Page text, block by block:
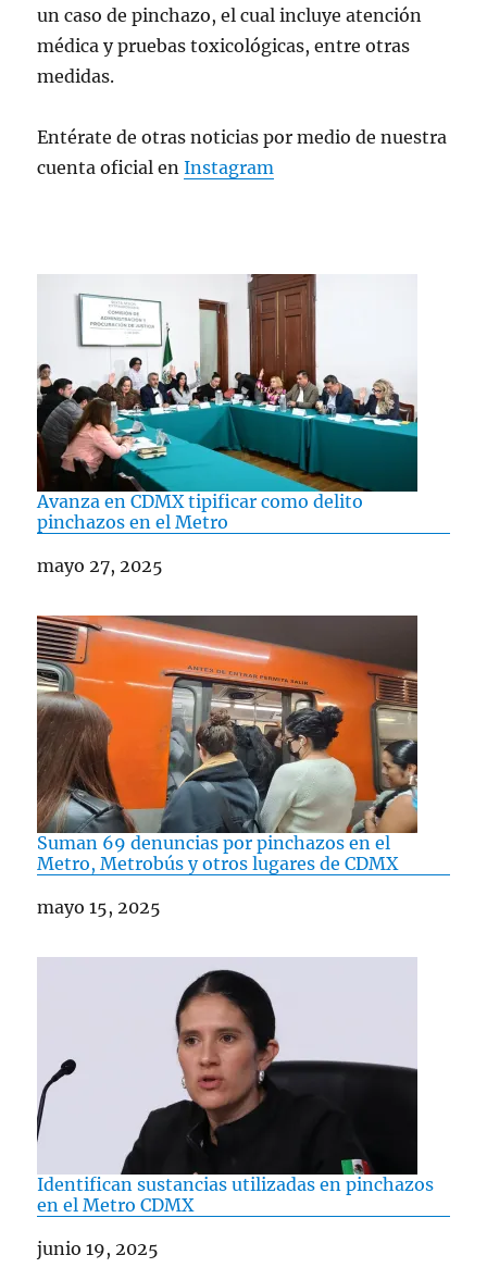
un caso de pinchazo, el cual incluye atención
médica y pruebas toxicológicas, entre otras
medidas.
Entérate de otras noticias por medio de nuestra
cuenta oficial enInstagram
Avanza en CDMX tipificar como delito
pinchazos en el Metro
Fecha
mayo 27, 2025
Suman 69 denuncias por pinchazos en el
Metro, Metrobús y otros lugares de CDMX
Fecha
mayo 15, 2025
Identifican sustancias utilizadas en pinchazos
en el Metro CDMX
Fecha
junio 19, 2025